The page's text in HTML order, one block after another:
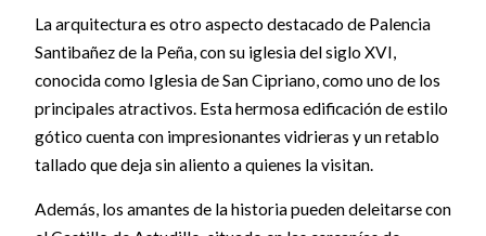
La arquitectura es otro aspecto destacado de Palencia
Santibañez de la Peña, con su iglesia del siglo XVI,
conocida como Iglesia de San Cipriano, como uno de los
principales atractivos. Esta hermosa edificación de estilo
gótico cuenta con impresionantes vidrieras y un retablo
tallado que deja sin aliento a quienes la visitan.
Además, los amantes de la historia pueden deleitarse con